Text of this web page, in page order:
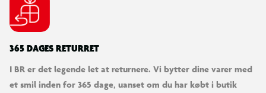
1 x HEROES OF GOO JIT ZU-FIGUR
Alder: 4+
365 DAGES RETURRET
I BR er det legende let at returnere. Vi bytter dine varer med
et smil inden for 365 dage, uanset om du har købt i butik